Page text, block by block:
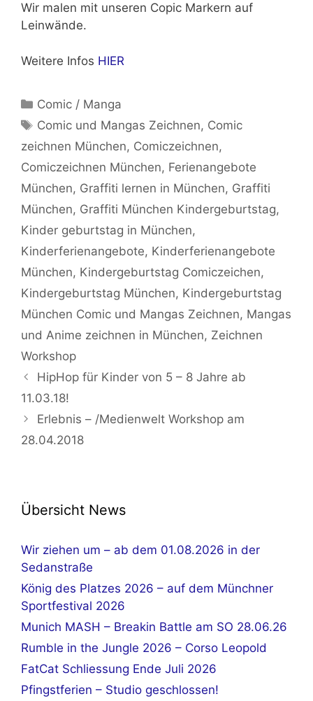
Wir malen mit unseren Copic Markern auf
Leinwände.
Weitere Infos HIER
Kategorien
Comic / Manga
Schlagwörter
Comic und Mangas Zeichnen, Comic
zeichnen München, Comiczeichnen,
Comiczeichnen München, Ferienangebote
München, Graffiti lernen in München, Graffiti
München, Graffiti München Kindergeburtstag,
Kinder geburtstag in München,
Kinderferienangebote, Kinderferienangebote
München, Kindergeburtstag Comiczeichen,
Kindergeburtstag München, Kindergeburtstag
München Comic und Mangas Zeichnen, Mangas
und Anime zeichnen in München, Zeichnen
Workshop
HipHop für Kinder von 5 – 8 Jahre ab
11.03.18!
Erlebnis – /Medienwelt Workshop am
28.04.2018
Übersicht News
Wir ziehen um – ab dem 01.08.2026 in der
Sedanstraße
König des Platzes 2026 – auf dem Münchner
Sportfestival 2026
Munich MASH – Breakin Battle am SO 28.06.26
Rumble in the Jungle 2026 – Corso Leopold
FatCat Schliessung Ende Juli 2026
Pfingstferien – Studio geschlossen!